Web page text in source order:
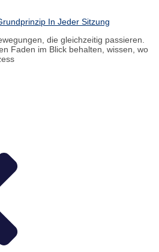
In Jeder Sitzung
die gleichzeitig passieren.
Faden im Blick behalten, wissen, wo